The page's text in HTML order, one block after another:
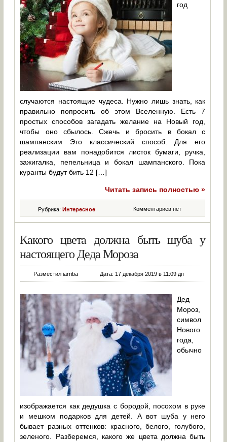
год
случаются настоящие чудеса. Нужно лишь знать, как
правильно попросить об этом Вселенную. Есть 7
простых способов загадать желание на Новый год,
чтобы оно сбылось. Сжечь и бросить в бокал с
шампанским Это классический способ. Для его
реализации вам понадобится листок бумаги, ручка,
зажигалка, пепельница и бокал шампанского. Пока
куранты будут бить 12 […]
Читать запись полностью »
Комментариев нет
Рубрика:Интересное
Какого цвета должна быть шуба у
настоящего Деда Мороза
Разместил iarriba Дата: 17 декабря 2019 в 11:09 дп
Дед
Мороз,
символ
Нового
года,
обычно
изображается как дедушка с бородой, посохом в руке
и мешком подарков для детей. А вот шуба у него
бывает разных оттенков: красного, белого, голубого,
зеленого. Разберемся, какого же цвета должна быть